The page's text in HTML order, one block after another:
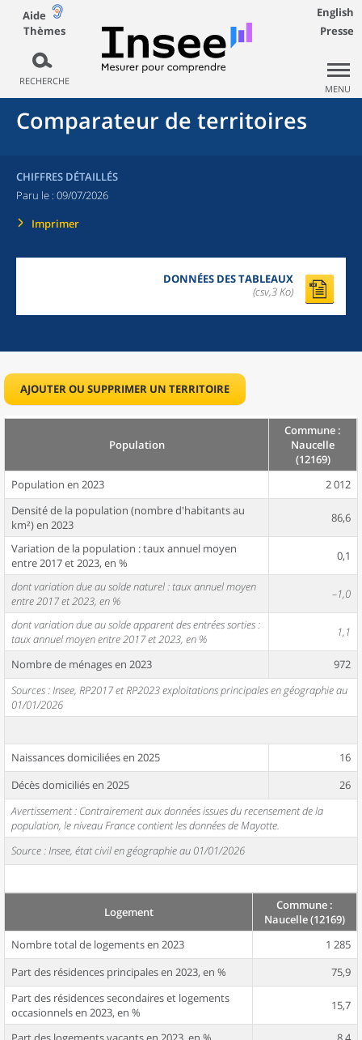
Aide
Thèmes
RECHERCHE
English
Presse
MENU
Comparateur de territoires
CHIFFRES DÉTAILLÉS
Paru le : 09/07/2026
Imprimer
DONNÉES DES TABLEAUX
(csv,3 Ko)
AJOUTER OU SUPPRIMER UN TERRITOIRE
Population
Commune :
Naucelle
(12169)
Population en 2023
2 012
Densité de la population (nombre d'habitants au
km²) en 2023
86,6
Variation de la population : taux annuel moyen
entre 2017 et 2023, en %
0,1
dont variation due au solde naturel : taux annuel moyen
entre 2017 et 2023, en %
–1,0
dont variation due au solde apparent des entrées sorties :
taux annuel moyen entre 2017 et 2023, en %
1,1
Nombre de ménages en 2023
972
Sources : Insee, RP2017 et RP2023 exploitations principales en géographie au
01/01/2026
Naissances domiciliées en 2025
16
Décès domiciliés en 2025
26
Avertissement : Contrairement aux données issues du recensement de la
population, le niveau France contient les données de Mayotte.
Source : Insee, état civil en géographie au 01/01/2026
Logement
Commune :
Naucelle (12169)
Nombre total de logements en 2023
1 285
Part des résidences principales en 2023, en %
75,9
Part des résidences secondaires et logements
occasionnels en 2023, en %
15,7